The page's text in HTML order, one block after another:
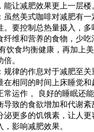
让减肥效果更上一层楼。
：虽然美式咖啡对减肥有
。要控制总热量摄入，
纤维和营养的食物，少
饮食均衡健康，再加上
。
：规律的作息对于减肥至
在相同的时间上床睡觉
常运作 。良好的睡眠还
导致的食欲增加和代谢
泌更多的饥饿素，让人
影响减肥效果。